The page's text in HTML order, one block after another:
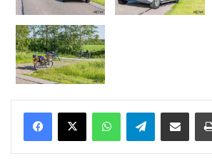
WhatsAppTelegramDelen via Email